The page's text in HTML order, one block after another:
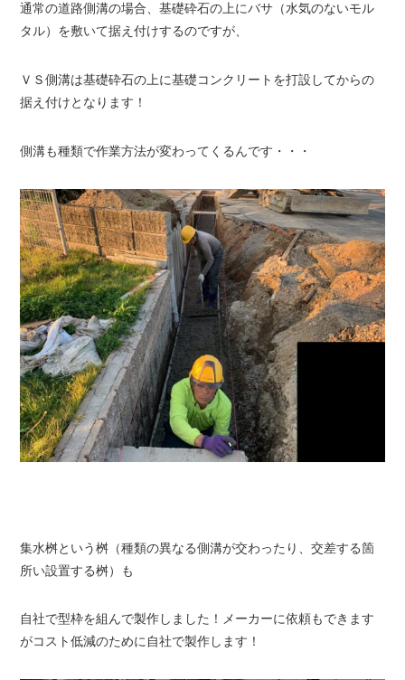
通常の道路側溝の場合、基礎砕石の上にバサ（水気のないモル
タル）を敷いて据え付けするのですが、
ＶＳ側溝は基礎砕石の上に基礎コンクリートを打設してからの
据え付けとなります！
側溝も種類で作業方法が変わってくるんです・・・
集水桝という桝（種類の異なる側溝が交わったり、交差する箇
所い設置する桝）も
自社で型枠を組んで製作しました！メーカーに依頼もできます
がコスト低減のために自社で製作します！